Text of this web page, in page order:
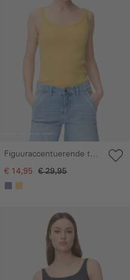
Figuuraccentuerende top
van puur katoen
€ 14,95 € 29,95
Galerie overslaan